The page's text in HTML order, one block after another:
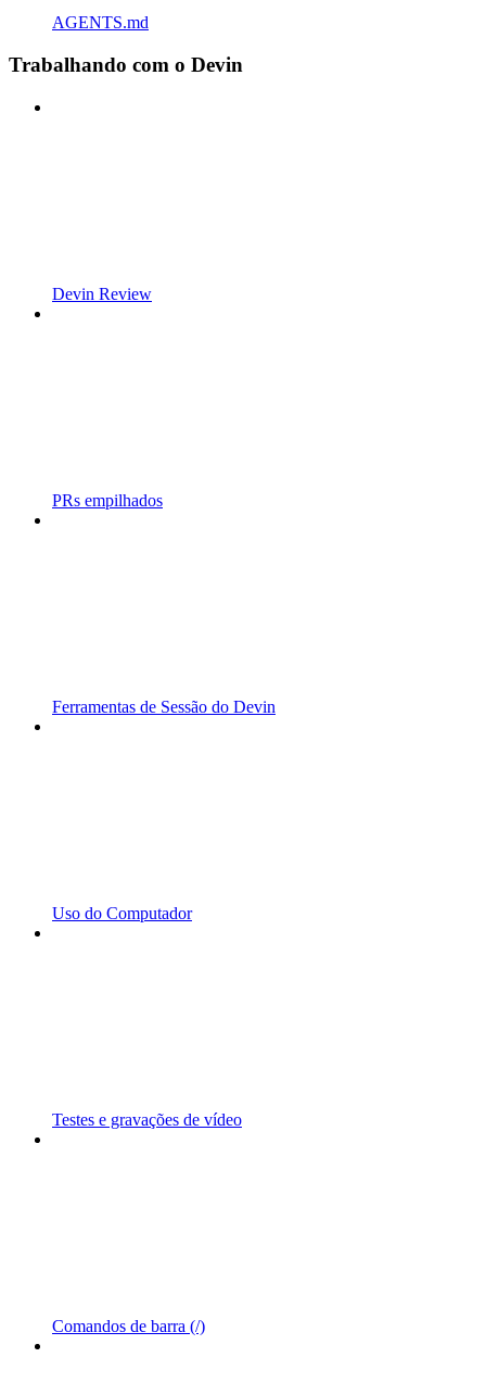
AGENTS.md
Trabalhando com o Devin
Devin Review
PRs empilhados
Ferramentas de Sessão do Devin
Uso do Computador
Testes e gravações de vídeo
Comandos de barra (/)